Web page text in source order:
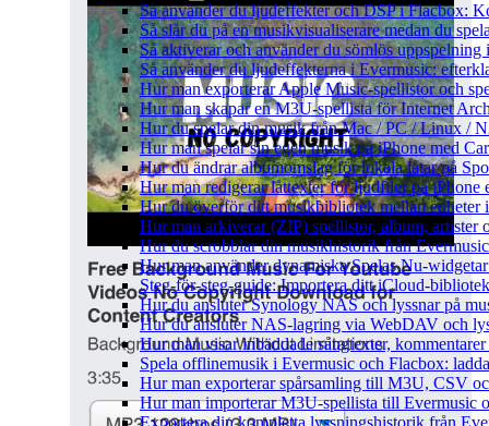
Så använder du ljudeffekter och DSP i Flacbox:
Så slår du på en musikvisualiserare medan du
Så aktiverar och använder du sömlös uppspelning
Så använder du ljudeffekterna i Evermusic:
Hur man exporterar Apple Music-spellistor och
Hur man skapar en M3U-spellista för Internet
Hur du spelar din musik från Mac / PC / Linux /
Hur man spelar sin egen musik på iPhone med
Hur du ändrar albumomslag för lokala låtar på
Hur man redigerar låttexter för ljudfiler på iPhone
Hur du överför ditt musikbibliotek mellan enheter
Hur man arkiverar (ZIP) spellistor, album, artister
Hur du scrobblar din musikhistorik från
Hur man använder dynamiska Spelas Nu-
Steg-för-steg-guide: Importera ditt iCloud-
Hur du ansluter Synology NAS och lyssnar på
Hur du ansluter NAS-lagring via WebDAV och
Hur man visar inbäddade sångtexter,
Spela offlinemusik i Evermusic och Flacbox:
Hur man exporterar spårsamling till M3U, CSV
Hur man importerar M3U-spellista till Evermusic
Exportera din kompletta lyssningshistorik från